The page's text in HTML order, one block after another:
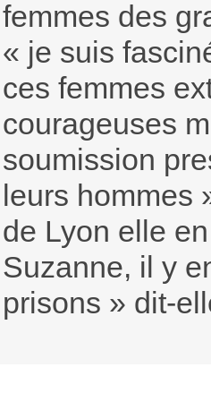
femmes des
« je suis
ces femmes
courageuses
soumission
leurs hommes
de Lyon elle
Suzanne, il y
prisons » dit-